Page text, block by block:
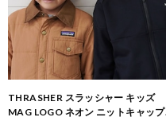
THRASHER スラッシャー キッズ
MAG LOGO ネオン ニットキャップ